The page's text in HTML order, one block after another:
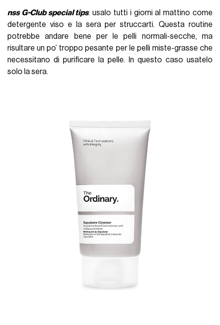
nss G-Club special tips: usalo tutti i giorni al mattino come
detergente viso e la sera per struccarti. Questa routine
potrebbe andare bene per le pelli normali-secche, ma
risultare un po’ troppo pesante per le pelli miste-grasse che
necessitano di purificare la pelle. In questo caso usatelo
solo la sera.